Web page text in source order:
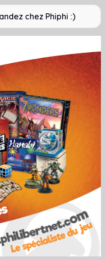
chez Phiphi :)